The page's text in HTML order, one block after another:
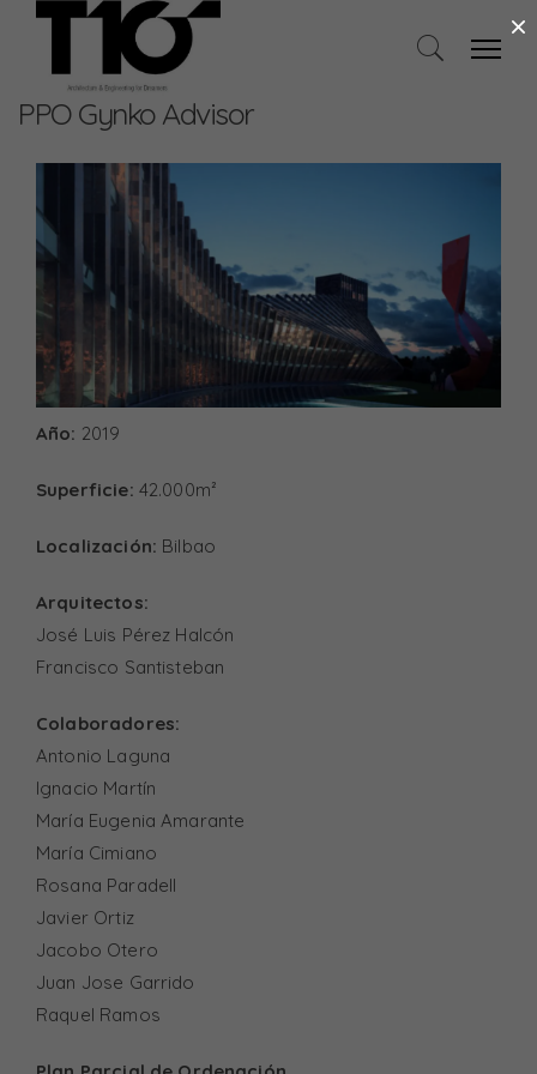
PPO Gynko Advisor
Año: 2019
Superficie: 42.000m²
Localización: Bilbao
Arquitectos:
José Luis Pérez Halcón
Francisco Santisteban
Colaboradores:
Antonio Laguna
Ignacio Martín
María Eugenia Amarante
María Cimiano
Rosana Paradell
Javier Ortiz
Jacobo Otero
Juan Jose Garrido
Raquel Ramos
×